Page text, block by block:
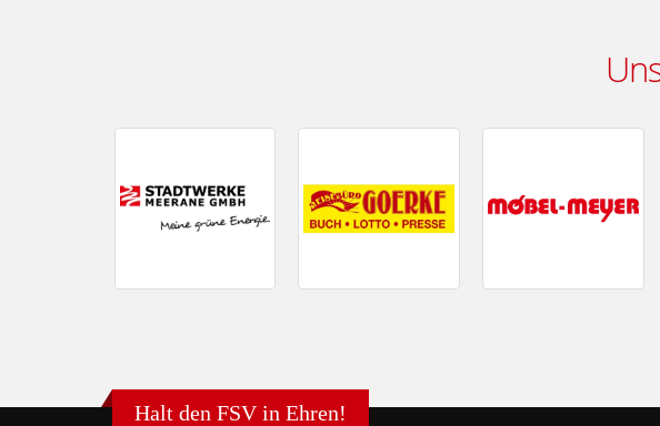
Halt den FSV in Ehren!